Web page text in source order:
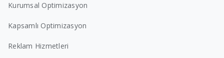
Kurumsal Optimizasyon
Kapsamlı Optimizasyon
Reklam Hizmetleri